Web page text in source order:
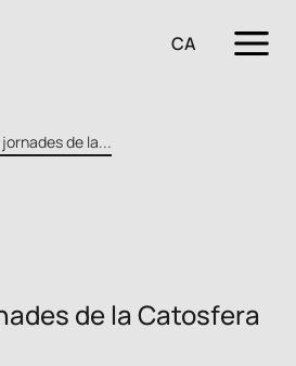
CA
de la...
de la Catosfera